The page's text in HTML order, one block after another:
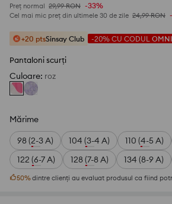
Preț normal 29,99 RON -33%
Cel mai mic preț din ultimele 30 de zile 24,99 RON
+20 ptsSinsay Club -20% CU CODUL
Pantaloni scurți
Culoare: roz
Mărime
98 (2-3 A) 104 (3-4 A) 110 (4-5 A)
122 (6-7 A)
128 (7-8 A) 134 (8-9 A)
50%dintre clienți au evaluat produsul ca fiind